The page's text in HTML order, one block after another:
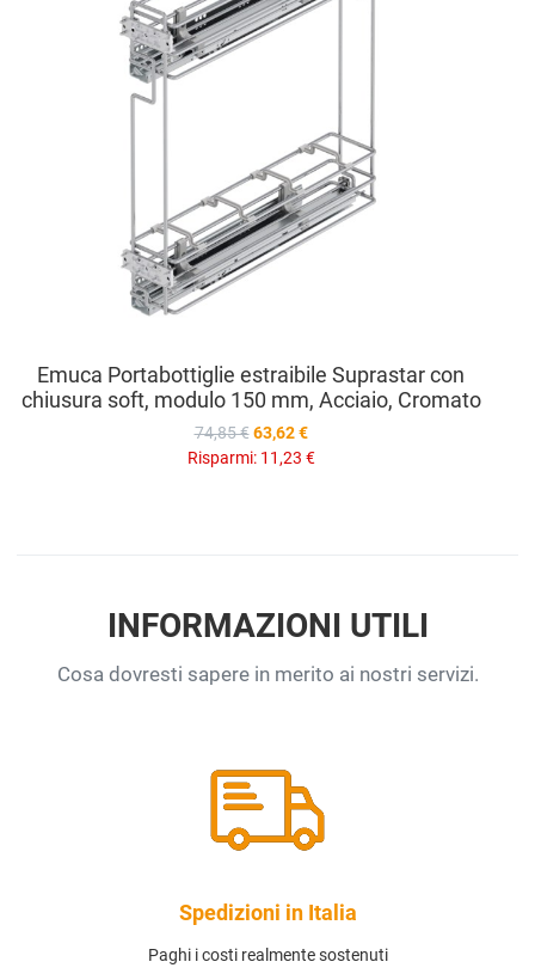
Emuca Portabottiglie estraibile Suprastar con
chiusura soft, modulo 150 mm, Acciaio, Cromato
74,85 € 63,62 €
Risparmi: 11,23 €
INFORMAZIONI UTILI
Cosa dovresti sapere in merito ai nostri servizi.
Spedizioni in Italia
Paghi i costi realmente sostenuti